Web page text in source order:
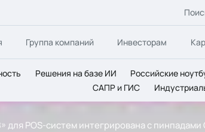
Группа компаний Инвесторам
Решения на базе ИИ Российские
САПР и ГИС
для POS-систем интегрирована с